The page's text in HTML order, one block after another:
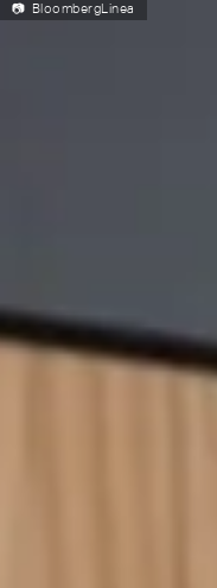
📷 BloombergLinea